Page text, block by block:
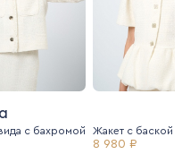
c бахромой Жакет с баской
8 980 ₽